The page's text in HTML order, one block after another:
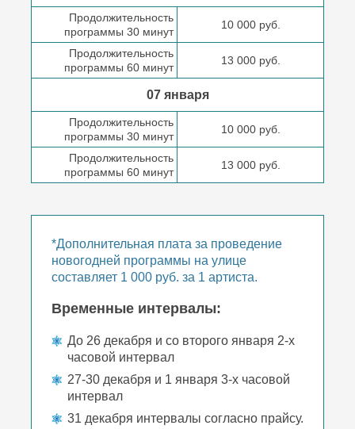
Продолжительность
программы 30 минут
10 000 руб.
Продолжительность
программы 60 минут
13 000 руб.
07 января
Продолжительность
программы 30 минут
10 000 руб.
Продолжительность
программы 60 минут
13 000 руб.
*Дополнительная плата за проведение
новогодней программы на улице
составляет 1 000 руб. за 1 артиста.
Временные интервалы:
До 26 декабря и со второго января 2-х
часовой интервал
27-30 декабря и 1 января 3-х часовой
интервал
31 декабря интервалы согласно прайсу.